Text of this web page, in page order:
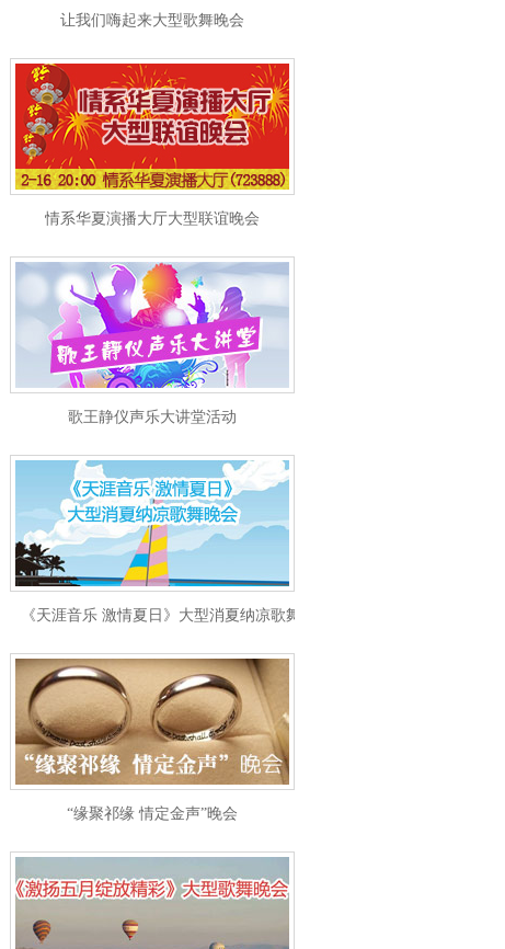
让我们嗨起来大型歌舞晚会
情系华夏演播大厅大型联谊晚会
歌王静仪声乐大讲堂活动
《天涯音乐 激情夏日》大型消夏纳凉歌舞晚会
“缘聚祁缘 情定金声”晚会